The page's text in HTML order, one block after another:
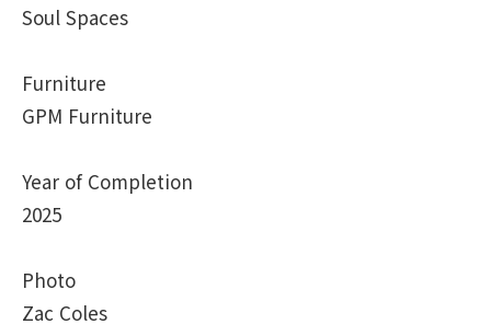
Soul Spaces
Furniture
GPM Furniture
Year of Completion
2025
Photo
Zac Coles